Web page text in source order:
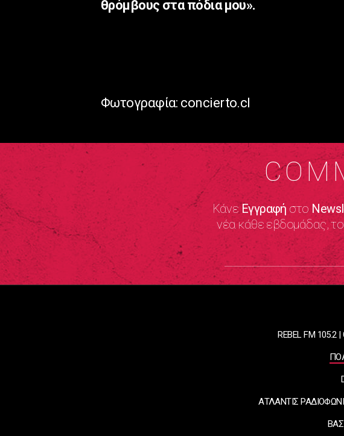
θρόμβους στα πόδια μου».
Φωτογραφία: concierto.cl
ΚάνεΕγγραφή στο
νέα κάθε εβδομάδας,
REBEL FM 105.2 |
ΑΤΛΑΝΤΙΣ